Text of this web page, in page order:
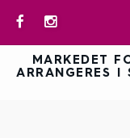
MARKEDET
ARRANGERES I